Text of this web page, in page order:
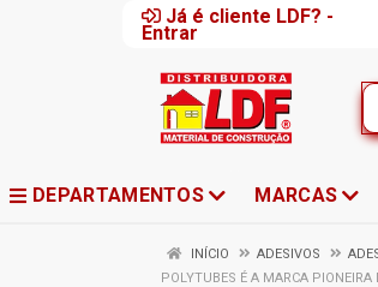
Já é cliente LDF? -
Entrar
DEPARTAMENTOS MARCAS
INÍCIO ADESIVOS
POLYTUBES É A MARCA